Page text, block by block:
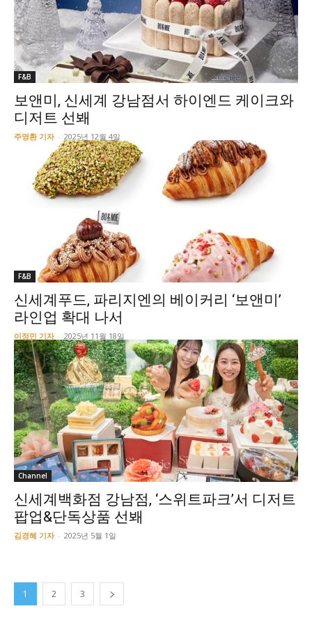
F&B
보앤미, 신세계 강남점서 하이엔드 케이크와
디저트 선봬
주영환 기자 - 2025년 12월 4일
F&B
신세계푸드, 파리지엔의 베이커리 ‘보앤미’
라인업 확대 나서
이정민 기자 - 2025년 11월 18일
Channel
신세계백화점 강남점, ‘스위트파크’서 디저트
팝업&단독상품 선봬
김경혜 기자 - 2025년 5월 1일
1 2 3